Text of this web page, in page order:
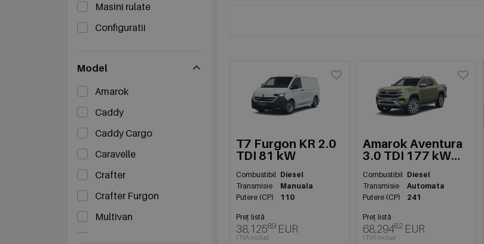
Masini rulate
Configuratii
Model
Amarok
Caddy
Caddy Cargo
Caravelle
Crafter
Crafter Furgon
Multivan
T7 Furgon KR 2.0
TDI 81 kW
Combustibil Diesel
Transmisie
Manuala
Putere (CP)
110
Preț listă
38,12589 EUR
(TVA inclus)
Amarok Aventura
3.0 TDI 177 kW
Combustibil Diesel
Transmisie
Automata
Putere (CP)
241
Preț listă
68,29482 EUR
(TVA inclus)